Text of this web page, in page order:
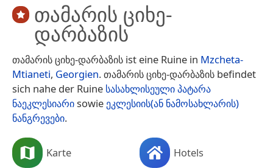
თამარის ციხე-
დარბაზის
თამარის ციხე-დარბაზის ist eine Ruine in Mzcheta-
Mtianeti, Georgien. თამარის ციხე-დარბაზის befindet
sich nahe der Ruine სასახლისეული პატარა
ნაეკლესიარიsowie ეკლესიის(ან ნამოსახლარის)
ნანგრევები.
Karte Hotels